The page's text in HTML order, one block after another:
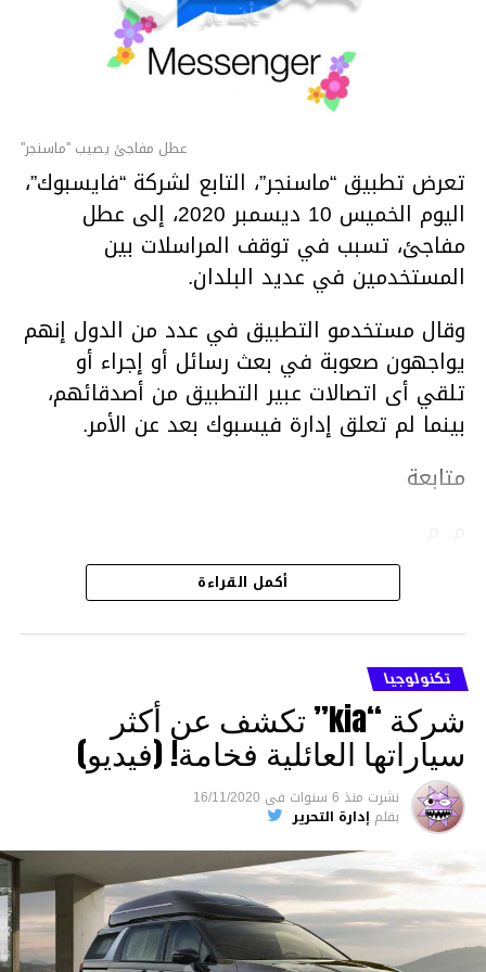
عطل مفاجئ يصيب ''ماسنجر''
تعرض تطبيق “ماسنجر”، التابع لشركة “فايسبوك”،
اليوم الخميس 10 ديسمبر 2020، إلى عطل
مفاجئ، تسبب في توقف المراسلات بين
المستخدمين في عديد البلدان.
وقال مستخدمو التطبيق في عدد من الدول إنهم
يواجهون صعوبة في بعث رسائل أو إجراء أو
تلقي أى اتصالات عبير التطبيق من أصدقائهم،
بينما لم تعلق إدارة فيسبوك بعد عن الأمر.
متابعة
أكمل القراءة
تكنولوجيا
شركة “kia” تكشف عن أكثر
سياراتها العائلية فخامة! (فيديو)
نشرت منذ 6 سنوات فى 16/11/2020
بقلم إدارة التحرير